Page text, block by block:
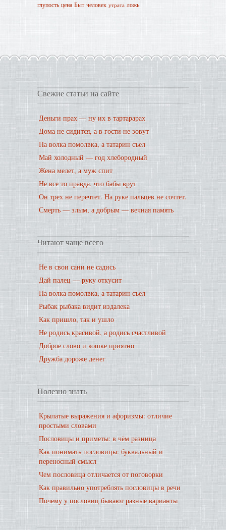
глупость цена Быт человек утрата ложь
Свежие статьи на сайте
Деньги прах — ну их в тартарарах
Дома не сидится, а в гости не зовут
На волка помолвка, а татарин съел
Май холодный — год хлебородный
Жена мелет, а муж спит
Не все то правда, что бабы врут
Он трех не перечтет. На руке пальцев не сочтет.
Смерть — злым, а добрым — вечная память
Читают чаще всего
Не в свои сани не садись
Дай палец — руку откусит
На волка помолвка, а татарин съел
Рыбак рыбака видит издалека
Как пришло, так и ушло
Не родись красивой, а родись счастливой
Доброе слово и кошке приятно
Дружба дороже денег
Полезно знать
Крылатые выражения и афоризмы: отличие
простыми словами
Пословицы и приметы: в чём разница
Как понимать пословицы: буквальный и
переносный смысл
Чем пословица отличается от поговорки
Как правильно употреблять пословицы в речи
Почему у пословиц бывают разные варианты